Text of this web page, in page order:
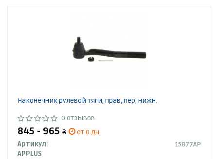
Наконечник рулевой тяги, прав, пер, нижн.
0 отзывов
845 - 965 ₴
от 0 дн.
Артикул:
15877AP
APPLUS